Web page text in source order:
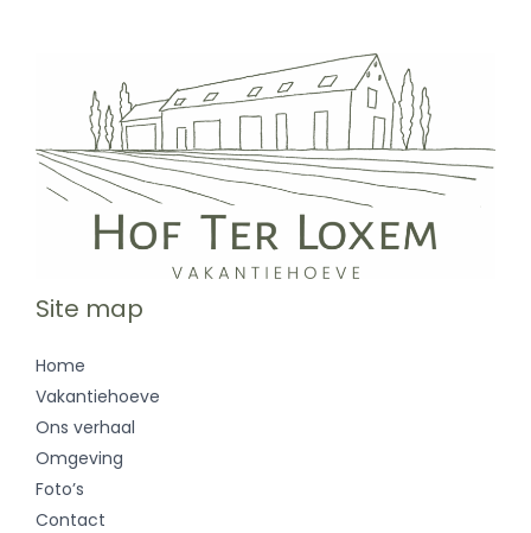
Site map
Home
Vakantiehoeve
Ons verhaal
Omgeving
Foto’s
Contact